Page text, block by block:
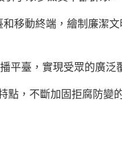
移動終端，繪制廉潔
平臺，實現受眾的廣泛
點，不斷加固拒腐防變